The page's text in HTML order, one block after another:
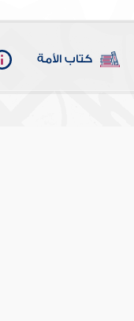
كتاب الأمة